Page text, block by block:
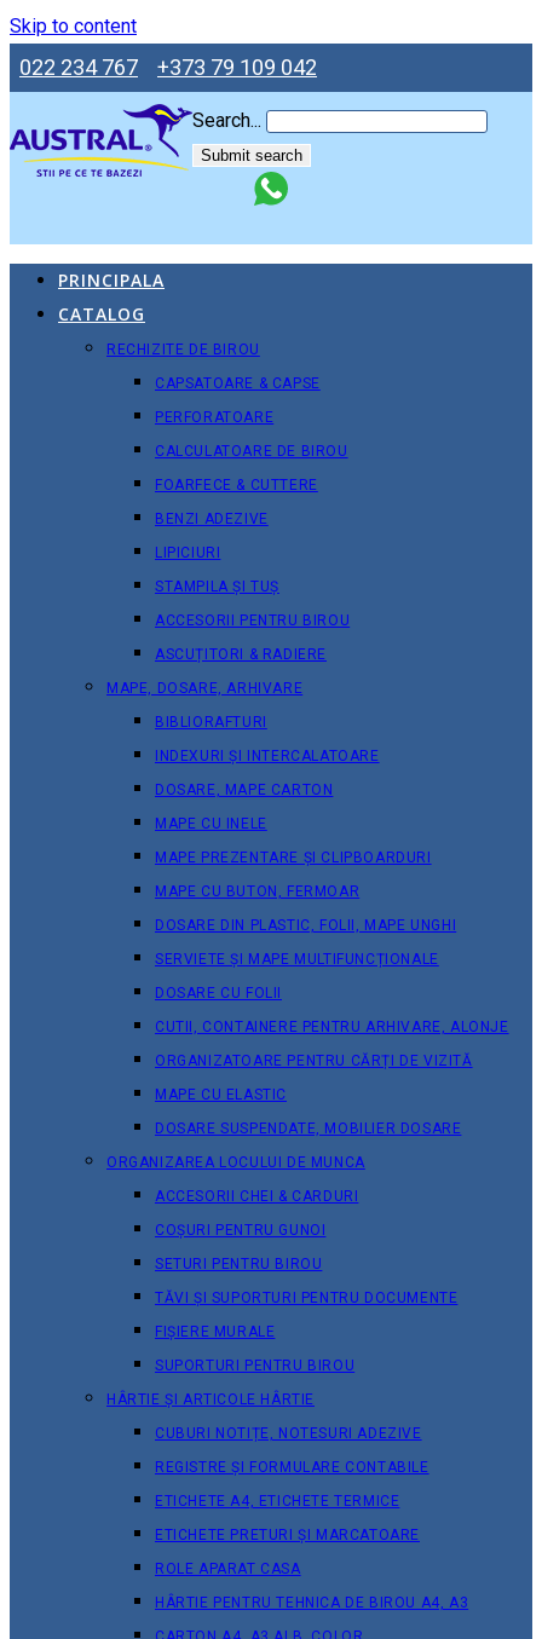
Skip to content
022 234 767 +373 79 109 042
Search...
Submit search
PRINCIPALA
CATALOG
RECHIZITE DE BIROU
CAPSATOARE & CAPSE
PERFORATOARE
CALCULATOARE DE BIROU
FOARFECE & CUTTERE
BENZI ADEZIVE
LIPICIURI
STAMPILA ȘI TUȘ
ACCESORII PENTRU BIROU
ASCUȚITORI & RADIERE
MAPE, DOSARE, ARHIVARE
BIBLIORAFTURI
INDEXURI ȘI INTERCALATOARE
DOSARE, MAPE CARTON
MAPE CU INELE
MAPE PREZENTARE ȘI CLIPBOARDURI
MAPE CU BUTON, FERMOAR
DOSARE DIN PLASTIC, FOLII, MAPE UNGHI
SERVIETE ȘI MAPE MULTIFUNCȚIONALE
DOSARE CU FOLII
CUTII, CONTAINERE PENTRU ARHIVARE, ALONJE
ORGANIZATOARE PENTRU CĂRȚI DE VIZITĂ
MAPE CU ELASTIC
DOSARE SUSPENDATE, MOBILIER DOSARE
ORGANIZAREA LOCULUI DE MUNCA
ACCESORII CHEI & СARDURI
COȘURI PENTRU GUNOI
SETURI PENTRU BIROU
TĂVI ȘI SUPORTURI PENTRU DOCUMENTE
FIȘIERE MURALE
SUPORTURI PENTRU BIROU
HÂRTIE ȘI ARTICOLE HÂRTIE
CUBURI NOTIȚE, NOTESURI ADEZIVE
REGISTRE ȘI FORMULARE CONTABILE
ETICHETE A4, ETICHETE TERMICE
ETICHETE PRETURI ȘI MARCATOARE
ROLE APARAT CASA
HÂRTIE PENTRU TEHNICA DE BIROU A4, A3